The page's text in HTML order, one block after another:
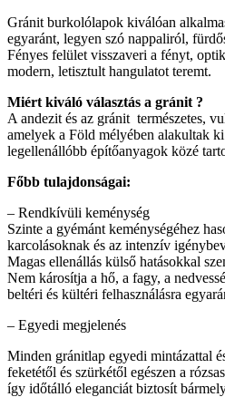
Gránit burkolólapok kiválóan
egyaránt, legyen szó nappaliról,
Fényes felület visszaveri a fényt,
modern, letisztult hangulatot teremt.
Miért kiváló választás a gránit ?
A andezit és az gránit természetes,
amelyek a Föld mélyében alakultak
legellenállóbb építőanyagok közé
Főbb tulajdonságai:
– Rendkívüli keménység
Szinte a gyémánt keménységéhez
karcolásoknak és az intenzív
Magas ellenállás külső hatásokkal
Nem károsítja a hő, a fagy, a
beltéri és kültéri felhasználásra
– Egyedi megjelenés
Minden gránitlap egyedi mintázattal
feketétől és szürkétől egészen a
így időtálló eleganciát biztosít